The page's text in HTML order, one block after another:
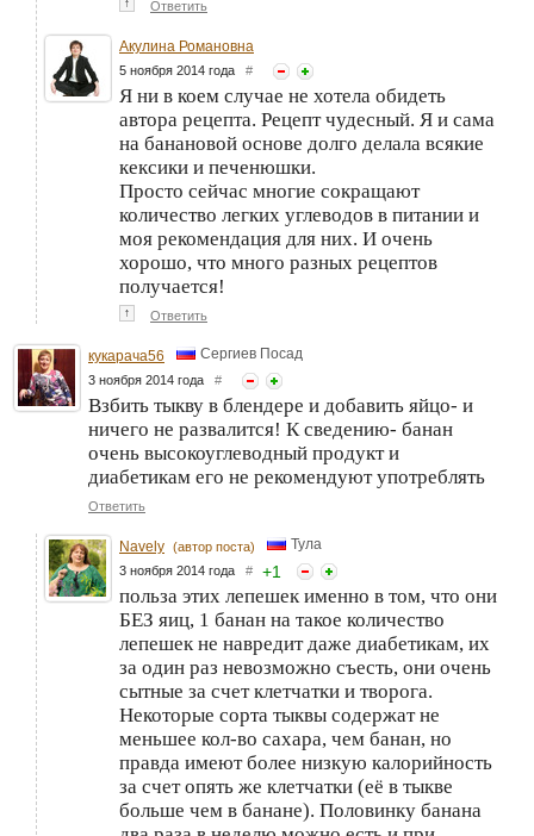
↑ Ответить
Акулина Романовна
5 ноября 2014 года #
Я ни в коем случае не хотела обидеть
автора рецепта. Рецепт чудесный. Я и сама
на банановой основе долго делала всякие
кексики и печенюшки.
Просто сейчас многие сокращают
количество легких углеводов в питании и
моя рекомендация для них. И очень
хорошо, что много разных рецептов
получается!
↑ Ответить
кукарача56 Сергиев Посад
3 ноября 2014 года #
Взбить тыкву в блендере и добавить яйцо- и
ничего не развалится! К сведению- банан
очень высокоуглеводный продукт и
диабетикам его не рекомендуют употреблять
Ответить
Navely (автор поста) Тула
3 ноября 2014 года # +1
польза этих лепешек именно в том, что они
БЕЗ яиц, 1 банан на такое количество
лепешек не навредит даже диабетикам, их
за один раз невозможно съесть, они очень
сытные за счет клетчатки и творога.
Некоторые сорта тыквы содержат не
меньшее кол-во сахара, чем банан, но
правда имеют более низкую калорийность
за счет опять же клетчатки (её в тыкве
больше чем в банане). Половинку банана